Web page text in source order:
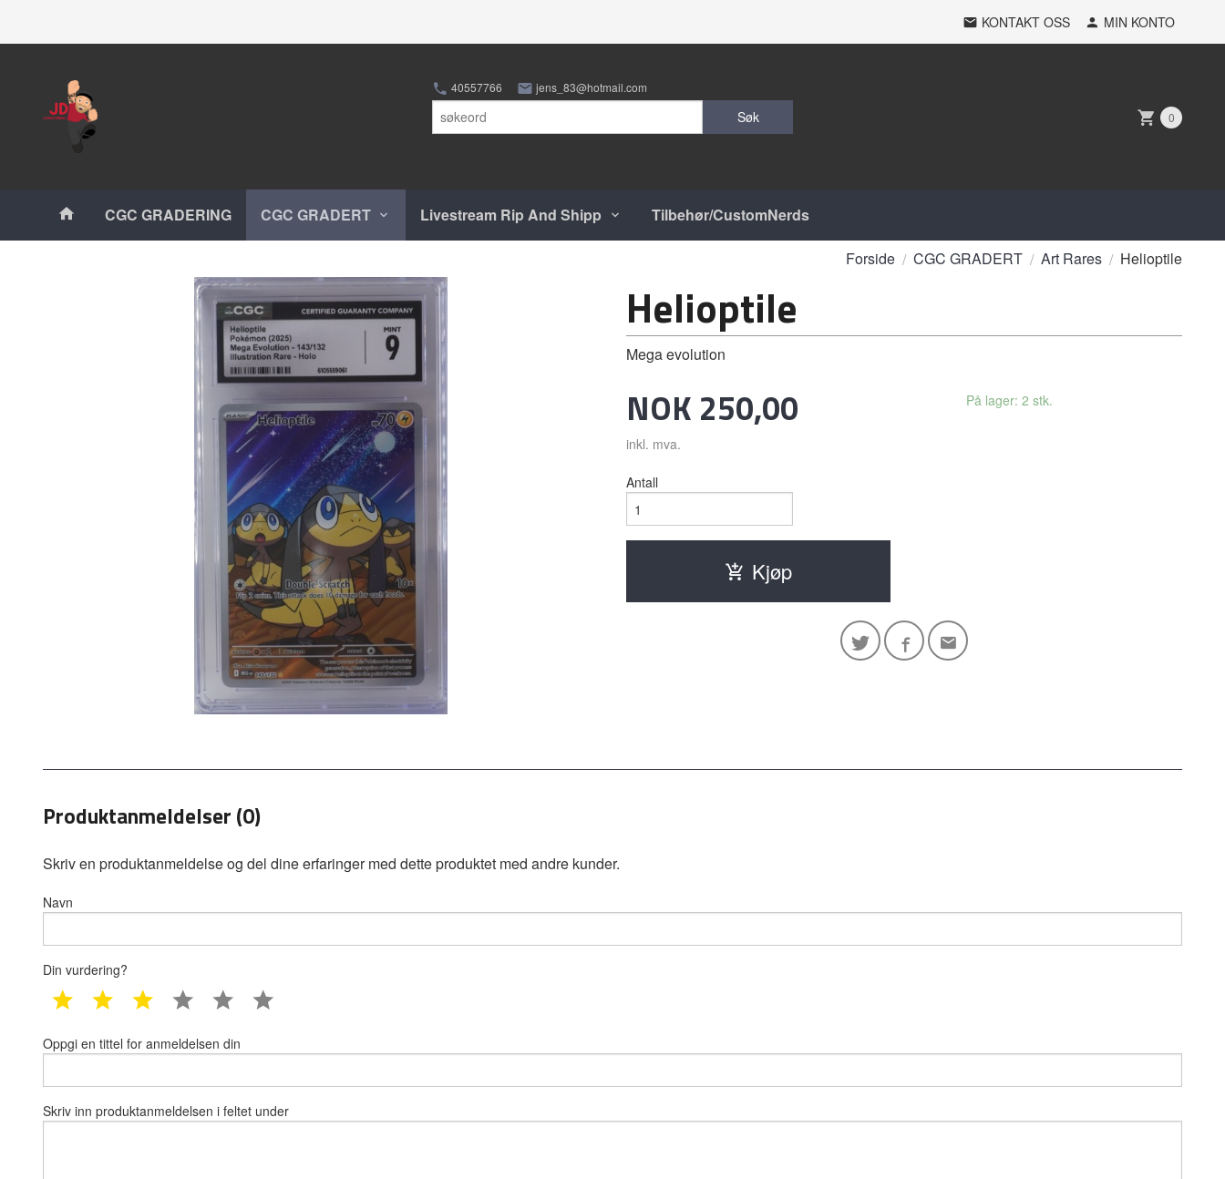
KONTAKT OSS MIN KONTO
40557766 jens_83@hotmail.com
Søk 0
Produkter
CGC GRADERING CGC GRADERT Livestream Rip And Shipp Tilbehør/CustomNerds
Forside CGC GRADERT Art Rares Helioptile
Helioptile
Mega evolution
Pris
NOK 250,00
inkl. mva.
På lager: 2 stk.
Antall
Kjøp
Produktanmeldelser (0)
Skriv en produktanmeldelse og del dine erfaringer med dette produktet med andre kunder.
Navn
Din vurdering?
1 star 2 star 3 star 4 star 5 star
Oppgi en tittel for anmeldelsen din
Skriv inn produktanmeldelsen i feltet under